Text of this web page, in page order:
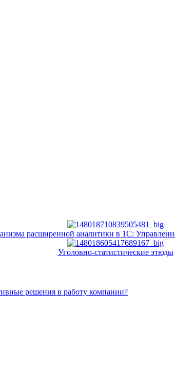
расширенной аналитики в 1С:
Уголовно-статистические этюды
решения в работу компании?